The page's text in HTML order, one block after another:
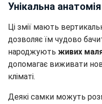
Унікальна
Ці змії мають
дозволяє їм чудово
народжують живих
допомагає виживати
кліматі.
Деякі самки можуть